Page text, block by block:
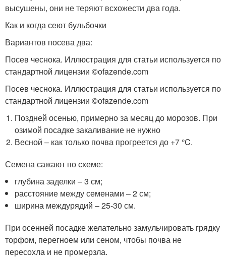
высушены, они не теряют всхожести два года.
Как и когда сеют бульбочки
Вариантов посева два:
Посев чеснока. Иллюстрация для статьи используется по
стандартной лицензии ©ofazende.com
Посев чеснока. Иллюстрация для статьи используется по
стандартной лицензии ©ofazende.com
Поздней осенью, примерно за месяц до морозов. При
озимой посадке закаливание не нужно
Весной – как только почва прогреется до +7 °C.
Семена сажают по схеме:
глубина заделки – 3 см;
расстояние между семенами – 2 см;
ширина междурядий – 25-30 см.
При осенней посадке желательно замульчировать грядку
торфом, перегноем или сеном, чтобы почва не
пересохла и не промерзла.